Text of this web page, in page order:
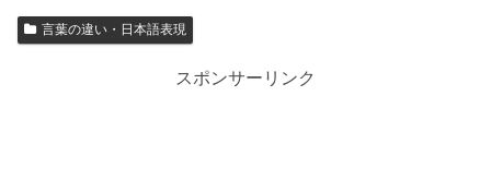
言葉の違い・日本語表現
スポンサーリンク